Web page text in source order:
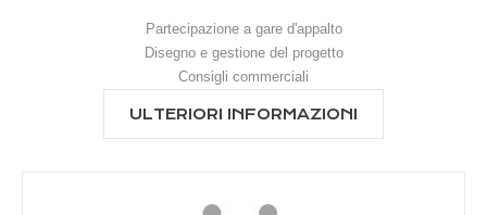
Partecipazione a gare d'appalto
Disegno e gestione del progetto
Consigli commerciali
ULTERIORI INFORMAZIONI